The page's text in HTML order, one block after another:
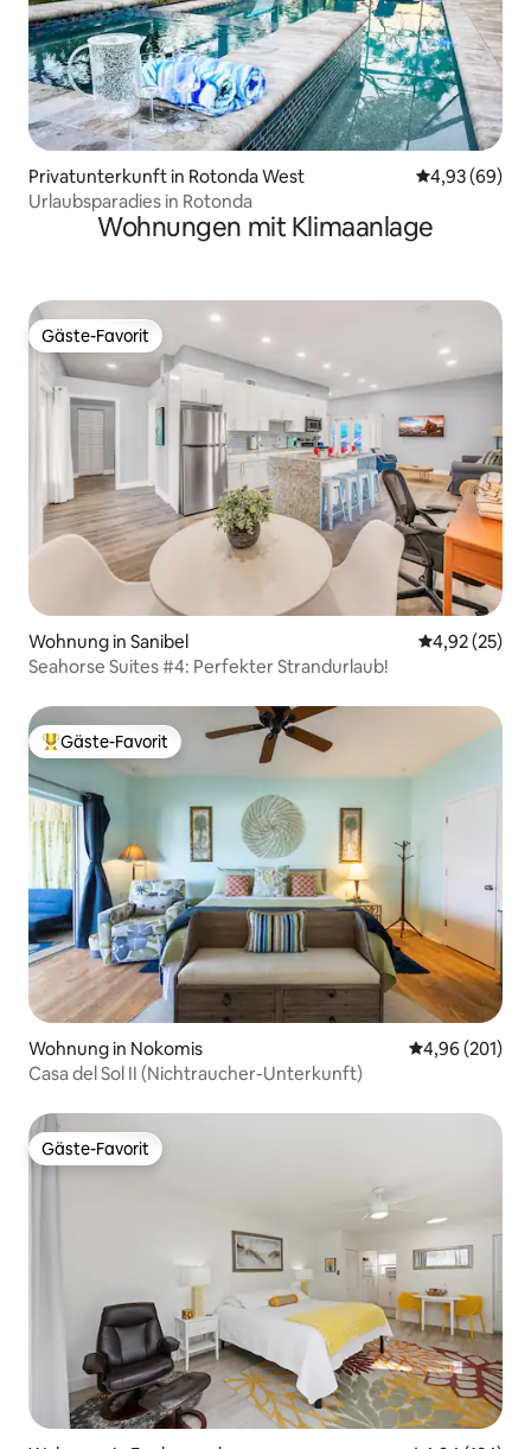
Privatunterkunft in Rotonda West
4,93 (69)
Urlaubsparadies in Rotonda
Wohnungen mit Klimaanlage
Gäste-Favorit
Gäste-Favorit
Wohnung in Sanibel
4,92 (25)
Seahorse Suites #4: Perfekter Strandurlaub!
Beliebter Gäste-Favorit.
Gäste-Favorit
Wohnung in Nokomis
4,96 (201)
Casa del Sol II (Nichtraucher-Unterkunft)
Gäste-Favorit
Gäste-Favorit